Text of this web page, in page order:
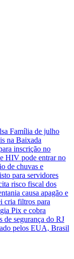
Família de julho
na Baixada
inscrição no
HIV pode entrar no
de chuvas e
para servidores
risco fiscal dos
causa apagão e
cria filtros para
Pix e cobra
de segurança do RJ
pelos EUA, Brasil